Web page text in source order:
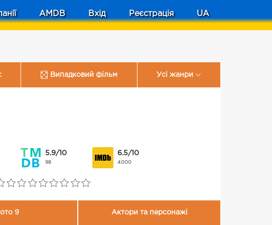
AMDB Вхід Реєстрація UA
Випадковий фільм Усі жанри
5.9/10
98
6.5/10
4000
9 Актори та персонажі